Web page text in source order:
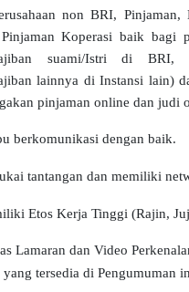
non BRI,
Koperasi baik bagi
suami/Istri di BRI,
lainnya di Instansi lain)
pinjaman online dan judi
berkomunikasi dengan baik.
tantangan dan memiliki
Etos Kerja Tinggi (Rajin,
Lamaran dan Video
tersedia di Pengumuman